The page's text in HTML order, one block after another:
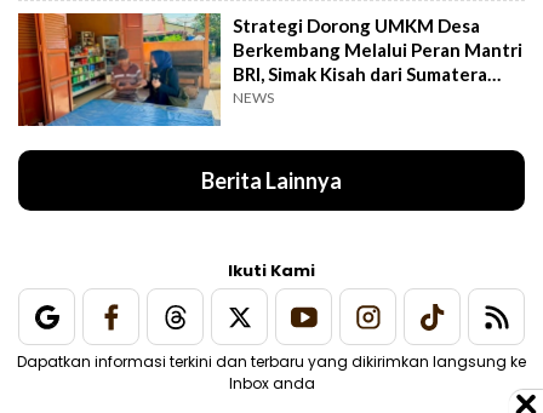
Strategi Dorong UMKM Desa
Berkembang Melalui Peran Mantri
BRI, Simak Kisah dari Sumatera
Utara Ini
NEWS
Berita Lainnya
Ikuti Kami
Dapatkan informasi terkini dan terbaru yang dikirimkan langsung ke
Inbox anda